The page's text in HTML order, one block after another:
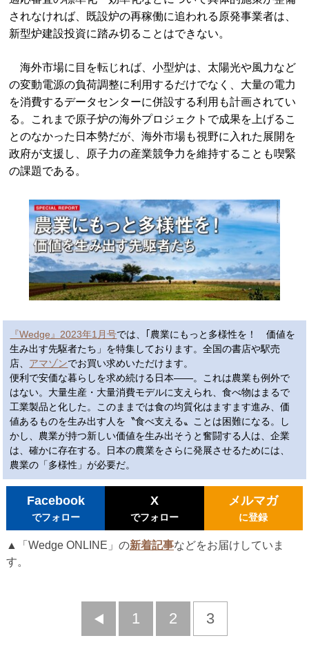
されなければ、既設炉の再稼働に追われる原発事業者は、
新型炉建設投資に踏み切ることはできない。
海外市場に目を転じれば、小型炉は、太陽光や風力など
の変動電源の負荷調整に利用するだけでなく、大量の電力
を消費するデータセンターに併設する利用も計画されてい
る。これまで原子炉の海外プロジェクトで成果を上げるこ
とのなかった日本勢だが、海外市場も視野に入れた展開を
政府が支援し、原子力の産業競争力を維持することも喫緊
の課題である。
『Wedge』2023年1月号では、｢農業にもっと多様性を！ 価値を
生み出す先駆者たち」を特集しております。全国の書店や駅売
店、 アマゾンでお買い求めいただけます。
便利で安価な暮らしを求め続ける日本――。これは農業も例外で
はない。大量生産・大量消費モデルに支えられ、食べ物はまるで
工業製品と化した。このままでは食の均質化はますます進み、価
値あるものを生み出す人を〝食べ支える〟ことは困難になる。し
かし、農業が持つ新しい価値を生み出そうと奮闘する人は、企業
は、確かに存在する。日本の農業をさらに発展させるためには、
農業の「多様性」が必要だ。
Facebook
でフォロー
X
でフォロー
メルマガ
に登録
▲「Wedge ONLINE」の新着記事などをお届けしていま
す。
前
1 2 3